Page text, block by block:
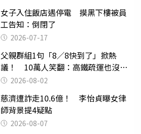
女子入住飯店遇停電 摸黑下樓被員
工告知：倒閉了
2026-07-17
父親群組1句「8／8快到了」掀熱
議！ 10萬人笑翻：高鐵疏運也沒列
父親節
2026-08-02
慈濟遭詐走10.6億！ 李怡貞曝女律
師背景提4疑點
2026-08-07